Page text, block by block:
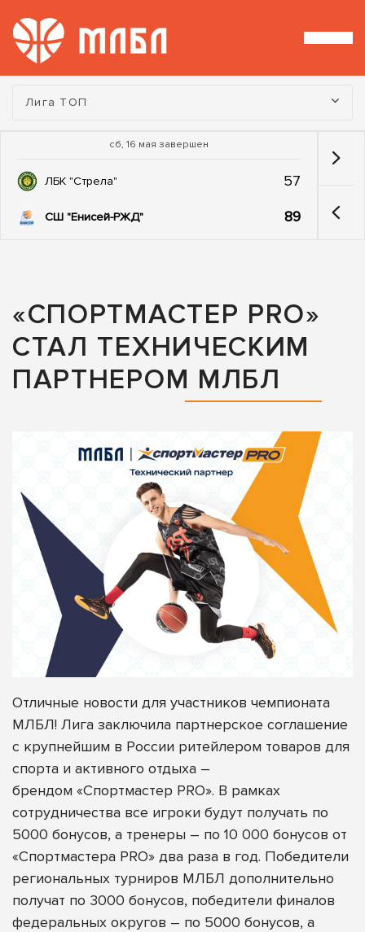
Турнир:
Лига ТОП
сб, 16 мая завершен
ЛБК "Стрела" 57
СШ "Енисей-РЖД" 89
«СПОРТМАСТЕР PRO»
СТАЛ ТЕХНИЧЕСКИМ
ПАРТНЕРОМ МЛБЛ
Отличные новости для участников чемпионата
МЛБЛ! Лига заключила партнерское соглашение
с крупнейшим в России ритейлером товаров для
спорта и активного отдыха –
брендом «Спортмастер PRO». В рамках
сотрудничества все игроки будут получать по
5000 бонусов, а тренеры – по 10 000 бонусов от
«Спортмастера PRO» два раза в год. Победители
региональных турниров МЛБЛ дополнительно
получат по 3000 бонусов, победители финалов
федеральных округов – по 5000 бонусов, а